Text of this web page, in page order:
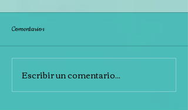
Comentarios
Escribir un comentario...